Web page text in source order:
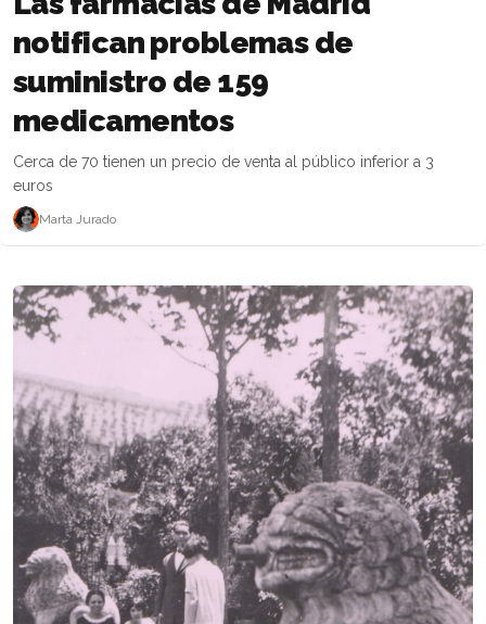
notifican problemas de
suministro de 159
medicamentos
Cerca de 70 tienen un precio de venta al público inferior a 3
euros
Marta Jurado